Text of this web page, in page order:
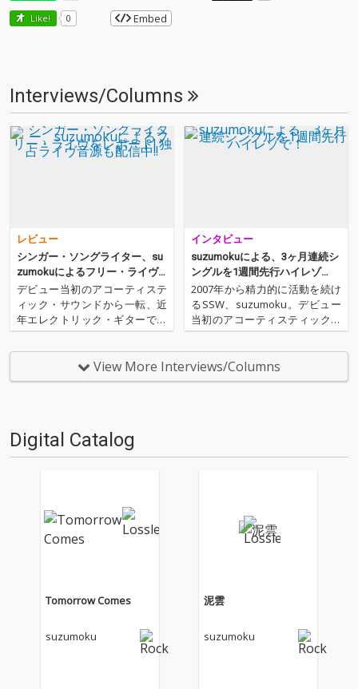
Like! 0 Embed
Interviews/Columns
レビュー
シンガー・ソングライター、su
zumokuによるフリー・ライヴ
をレポート! 独占ライヴ音源も配
信中!!
デビュー当初のアコーティステ
ィック・サウンドから一転、近
年エレクトリック・ギターでの
演奏を取り入れ、アグレッシヴ
で焦燥感に満ちたバンド・グル
ーヴを生み出しているシンガー
ソングライター、suzumoku。
インタビュー
suzumokuによる、3ヶ月連続シ
ングルを1週間先行ハイレゾ
で！
2007年から精力的に活動を続け
るSSW、suzumoku。デビュー
当初のアコーティスティック・
ギターでの演奏スタイルから一
転、5thアルバム『Ni』以降エレ
クトリック・ギターによる演奏
を取り入れたことにより、サウ
View More Interviews/Columns
Digital Catalog
Tomorrow Comes
suzumoku
泥雲
suzumoku